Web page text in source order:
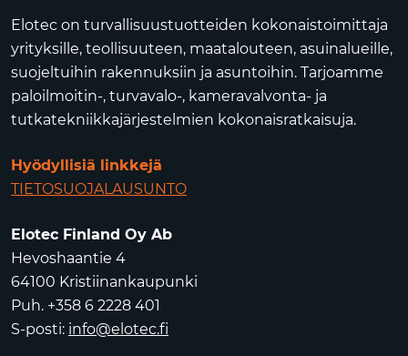
Elotec on turvallisuustuotteiden kokonaistoimittaja
yrityksille, teollisuuteen, maatalouteen, asuinalueille,
suojeltuihin rakennuksiin ja asuntoihin. Tarjoamme
paloilmoitin-, turvavalo-, kameravalvonta- ja
tutkatekniikkajärjestelmien kokonaisratkaisuja.
Hyödyllisiä linkkejä
TIETOSUOJALAUSUNTO
Elotec Finland Oy Ab
Hevoshaantie 4
64100 Kristiinankaupunki
Puh. +358 6 2228 401
S-posti: info@elotec.fi